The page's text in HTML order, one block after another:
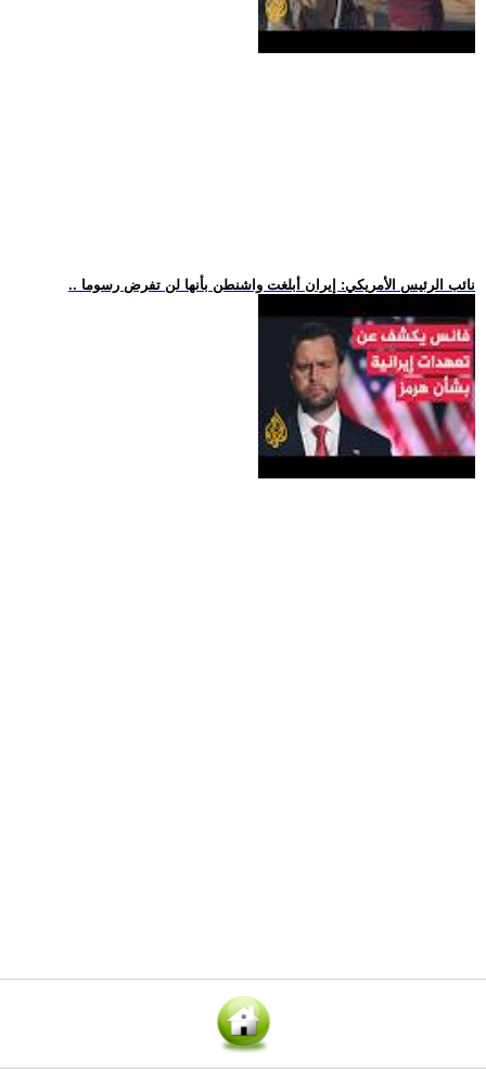
.. نائب الرئيس الأمريكي: إيران أبلغت واشنطن بأنها لن تفرض رسوما